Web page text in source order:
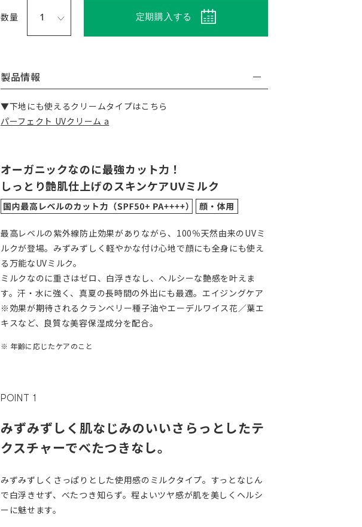
数量 定期購入する
製品情報
▼下地にも使えるクリームタイプはこちら
パーフェクト UVクリーム a
オーガニックなのに最強カット力！
しっとり艶肌仕上げのスキンケアUVミルク
最高レベルの紫外線防止効果がありながら、100％天然由来のUVミ
ルクが登場。みずみずしく軽やかな付け心地で顔にも全身にも使え
る万能なUVミルク。
ミルクなのに重さはゼロ、白浮きなし、ヘルシーな艶感を叶えま
す。汗・水に強く、真夏の長時間の外出にも最適。エイジングケア
※効果が期待されるクランベリー種子油やエーデルワイス花／葉エ
キスなど、良質な美容保湿成分を配合。
※ 年齢に応じたケアのこと
POINT 1
みずみずしく肌なじみのいいさらっとしたテ
クスチャーでべたつきなし。
みずみずしくさっぱりとした使用感のミルクタイプ。すっとなじん
で白浮きせず、べたつき知らず。程よいツヤ感が肌を美しくヘルシ
ーに魅せます。